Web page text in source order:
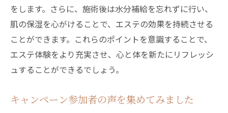
プロフェッショナルが施すエステの効果と
は
日々の疲れを癒すために重要なエステ施術
専門的な技術で心身をリフレッシュする
施術者のスキルがもたらす安心感
イス
をします。さらに、施術後は水分補給を忘れずに行い、
肌の保湿を心がけることで、エステの効果を持続させる
ことができます。これらのポイントを意識することで、
エステ体験をより充実させ、心と体を新たにリフレッシ
ュすることができるでしょう。
キャンペーン参加者の声を集めてみました